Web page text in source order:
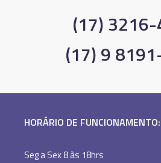
(17)
(17) 9
HORÁRIO DE FUNCIONAMENTO:
Seg a Sex 8 às 18hrs